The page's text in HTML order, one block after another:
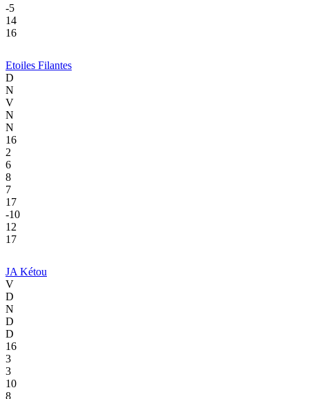
-5
14
16
Etoiles Filantes
D
N
V
N
N
16
2
6
8
7
17
-10
12
17
JA Kétou
V
D
N
D
D
16
3
3
10
8